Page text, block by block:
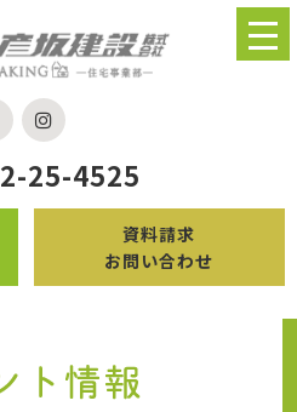
25-4525
資料請求
お問い合わせ